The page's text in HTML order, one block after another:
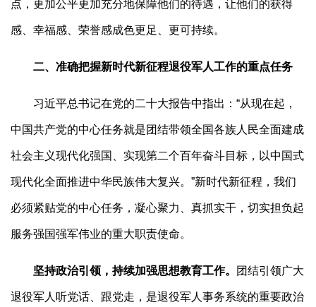
点，更加公平更加充分地保障他们的待遇，让他们的获得
感、幸福感、荣誉感成色更足、更可持续。
二、准确把握新时代新征程退役军人工作的重点任务
习近平总书记在党的二十大报告中指出：“从现在起，
中国共产党的中心任务就是团结带领全国各族人民全面建成
社会主义现代化强国、实现第二个百年奋斗目标，以中国式
现代化全面推进中华民族伟大复兴。”新时代新征程，我们
必须紧贴党的中心任务，凝心聚力、真抓实干，切实担负起
服务强国强军伟业的重大职责使命。
坚持政治引领，持续加强思想教育工作。 团结引领广大
退役军人听党话、跟党走，是退役军人事务系统的重要政治